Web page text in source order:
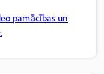
pamācības un